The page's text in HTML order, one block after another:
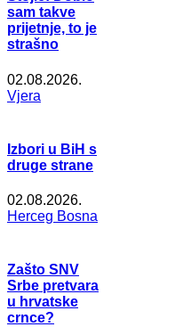
sam takve
prijetnje, to je
strašno
02.08.2026.
Vjera
Izbori u BiH s
druge strane
02.08.2026.
Herceg Bosna
Zašto SNV
Srbe pretvara
u hrvatske
crnce?